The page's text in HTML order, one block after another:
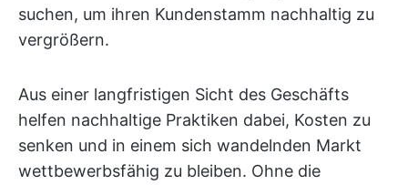
suchen, um ihren Kundenstamm nachhaltig zu
vergrößern.
Aus einer langfristigen Sicht des Geschäfts
helfen nachhaltige Praktiken dabei, Kosten zu
senken und in einem sich wandelnden Markt
wettbewerbsfähig zu bleiben. Ohne die